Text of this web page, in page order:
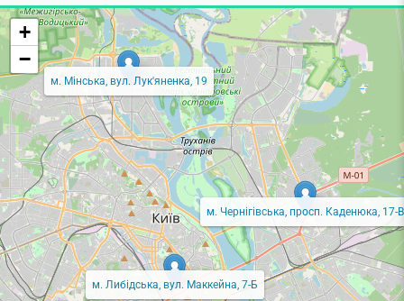
м. Мінська, вул. Лук'яненка, 19
м. Либідська, вул. Маккейна, 7-Б
м. Чернігівська, просп. Каденюка, 17-В
+
−